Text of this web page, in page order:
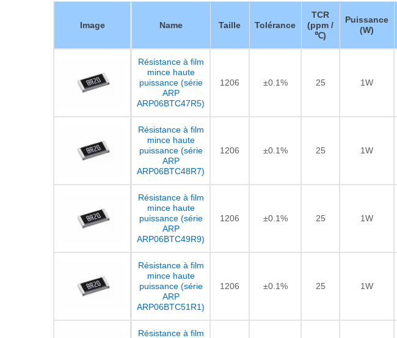
Image Name Taille Tolérance
TCR
(ppm /
℃)
Puissance
(W)
Résistance à film
mince haute
puissance (série
ARP
ARP06BTC47R5)
1206 ±0.1% 25 1W
Résistance à film
mince haute
puissance (série
ARP
ARP06BTC48R7)
1206 ±0.1% 25 1W
Résistance à film
mince haute
puissance (série
ARP
ARP06BTC49R9)
1206 ±0.1% 25 1W
Résistance à film
mince haute
puissance (série
ARP
ARP06BTC51R1)
1206 ±0.1% 25 1W
Résistance à film